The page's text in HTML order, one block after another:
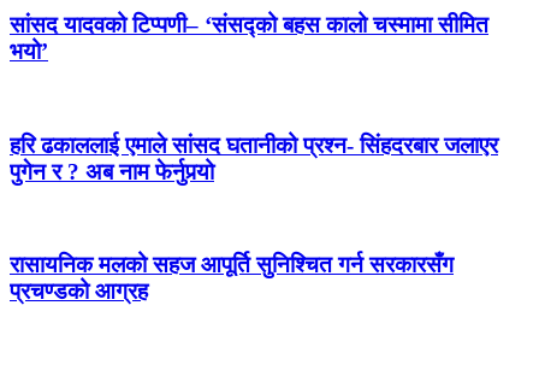
सांसद यादवको टिप्पणी– ‘संसद्को बहस कालो चस्मामा सीमित
भयो’
हरि ढकाललाई एमाले सांसद घतानीको प्रश्न- सिंहदरबार जलाएर
पुगेन र ? अब नाम फेर्नुपर्‍यो
रासायनिक मलको सहज आपूर्ति सुनिश्चित गर्न सरकारसँग
प्रचण्डको आग्रह